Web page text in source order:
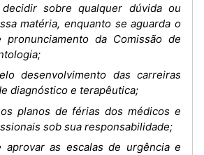
sobre qualquer dúvida ou
matéria, enquanto se aguarda o
pronunciamento da Comissão de
desenvolvimento das carreiras
diagnóstico e terapêutica;
planos de férias dos médicos e
sob sua responsabilidade;
aprovar as escalas de urgência e